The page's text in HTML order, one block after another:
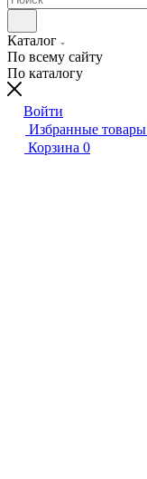
Каталог
По всему сайту
По каталогу
Войти
Избранные товары
Корзина 0